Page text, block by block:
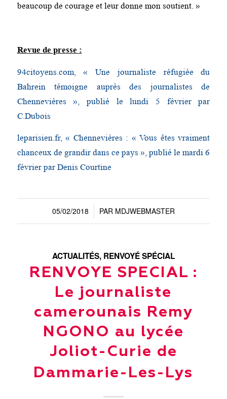
beaucoup de courage et leur donne mon soutient. »
Revue de presse :
94citoyens.com, « Une journaliste réfugiée du
Bahrein témoigne auprès des journalistes de
Chennevières », publié le lundi 5 février par
C.Dubois
leparisien.fr, « Chennevières : « Vous êtes vraiment
chanceux de grandir dans ce pays », publié le mardi 6
février par Denis Courtine
05/02/2018
/ PAR MDJWEBMASTER
ACTUALITÉS, RENVOYÉ SPÉCIAL
RENVOYE SPECIAL :
Le journaliste
camerounais Remy
NGONO au lycée
Joliot-Curie de
Dammarie-Les-Lys